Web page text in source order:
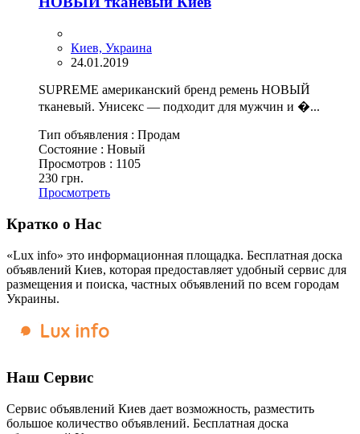
Киев, Украина
24.01.2019
SUPREME американский бренд ремень НОВЫЙ
тканевый. Унисекс — подходит для мужчин и �...
Тип объявления : Продам
Состояние : Новый
Просмотров : 1105
230 грн.
Просмотреть
Кратко о Нас
«Lux info» это информационная площадка. Бесплатная доска
объявлений Киев, которая предоставляет удобный сервис для
размещения и поиска, частных объявлений по всем городам
Украины.
Наш Сервис
Сервис объявлений Киев дает возможность, разместить
большое количество объявлений. Бесплатная доска